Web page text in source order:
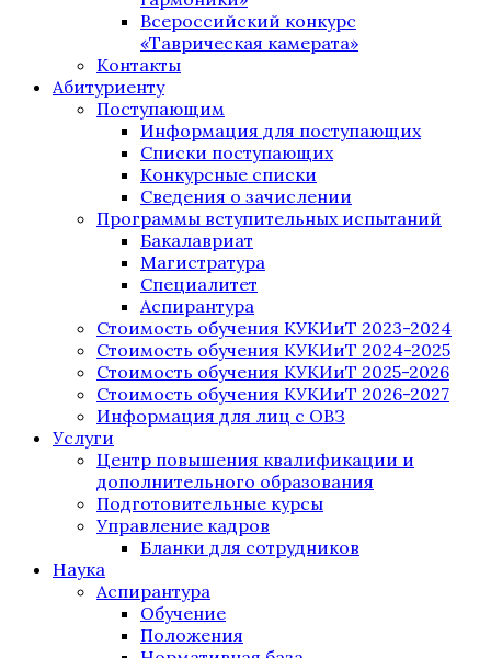
Всероссийский конкурс
«Таврическая камерата»
Контакты
Абитуриенту
Поступающим
Информация для поступающих
Списки поступающих
Конкурсные списки
Сведения о зачислении
Программы вступительных испытаний
Бакалавриат
Магистратура
Специалитет
Аспирантура
Стоимость обучения КУКИиТ 2023-2024
Стоимость обучения КУКИиТ 2024-2025
Стоимость обучения КУКИиТ 2025-2026
Стоимость обучения КУКИиТ 2026-2027
Информация для лиц с ОВЗ
Услуги
Центр повышения квалификации и
дополнительного образования
Подготовительные курсы
Управление кадров
Бланки для сотрудников
Наука
Аспирантура
Обучение
Положения